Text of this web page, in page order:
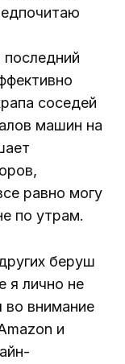
соседей
машин на
равно могу
по утрам.
беруш
я лично не
во внимание
и